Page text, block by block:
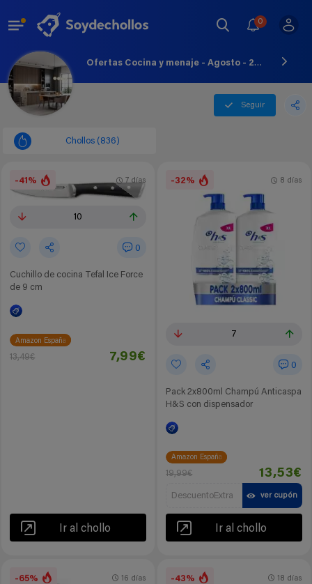
0
Ofertas Cocina y menaje - Agosto - 2026
Seguir
Chollos (836)
-41%
10
0
Cuchillo de cocina Tefal Ice Force
de 9 cm
7 días
Amazon España
13,49€ 7,99€
Ir al chollo
-32%
7
0
Pack 2x800ml Champú Anticaspa
H&S con dispensador
8 días
Amazon España
19,99€ 13,53€
DescuentoExtra ver cupón
Ir al chollo
-65% 16 días -43% 18 días